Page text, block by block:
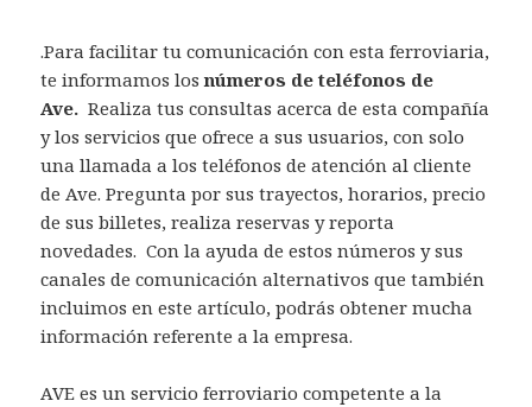
.Para facilitar tu comunicación con esta ferroviaria,
te informamos losnúmeros de teléfonos de
Ave. Realiza tus consultas acerca de esta compañía
y los servicios que ofrece a sus usuarios, con solo
una llamada a los teléfonos de atención al cliente
de Ave. Pregunta por sus trayectos, horarios, precio
de sus billetes, realiza reservas y reporta
novedades. Con la ayuda de estos números y sus
canales de comunicación alternativos que también
incluimos en este artículo, podrás obtener mucha
información referente a la empresa.
AVE es un servicio ferroviario competente a la